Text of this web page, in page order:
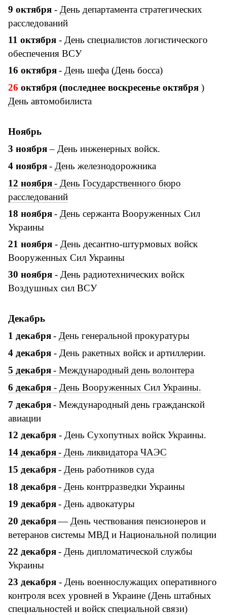
9 октября - День департамента стратегических
расследований
11 октября - День специалистов логистического
обеспечения ВСУ
16 октября- День шефа (День босса)
26 октября (последнее воскресенье октября )
День автомобилиста
Ноябрь
3 ноября– День инженерных войск.
4 ноября- День железнодорожника
12 ноября- День Государственного бюро
расследований
18 ноября- День сержанта Вооруженных Сил
Украины
21 ноября - День десантно-штурмовых войск
Вооруженных Сил Украины
30 ноября - День радиотехнических войск
Воздушных сил ВСУ
Декабрь
1 декабря- День генеральной прокуратуры
4 декабря - День ракетных войск и артиллерии.
5 декабря- Международный день волонтера
6 декабря - День Вооруженных Сил Украины.
7 декабря- Международный день гражданской
авиации
12 декабря - День Сухопутных войск Украины.
14 декабря- День ликвидатора ЧАЭС
15 декабря- День работников суда
18 декабря- День контрразведки Украины
19 декабря- День адвокатуры
20 декабря— День чествования пенсионеров и
ветеранов системы МВД и Национальной полиции
22 декабря- День дипломатической службы
Украины
23 декабря - День военнослужащих оперативного
контроля всех уровней в Украине (День штабных
специальностей и войск специальной связи)